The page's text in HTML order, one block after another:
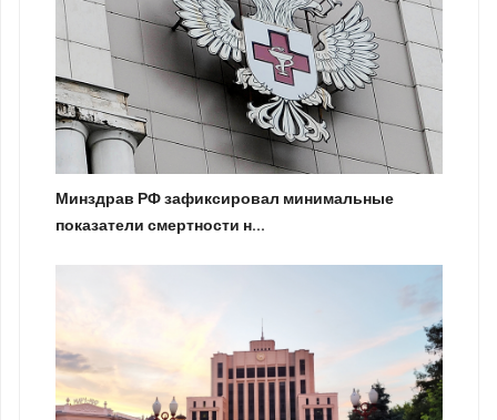
Минздрав РФ зафиксировал минимальные
показатели смертности н...